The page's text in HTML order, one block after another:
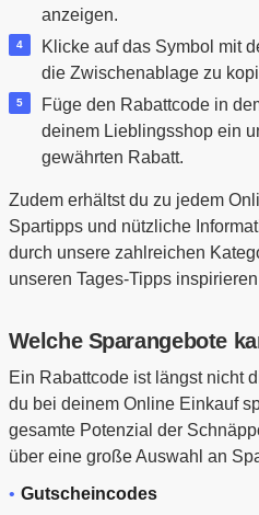
anzeigen.
Klicke auf das Symbol mit
die Zwischenablage zu
Füge den Rabattcode in
deinem Lieblingsshop ein
gewährten Rabatt.
Zudem erhältst du zu jedem
Spartipps und nützliche
durch unsere zahlreichen
unseren Tages-Tipps
Welche Sparangebote
Ein Rabattcode ist längst nicht
du bei deinem Online Einkauf
gesamte Potenzial der
über eine große Auswahl an
Gutscheincodes